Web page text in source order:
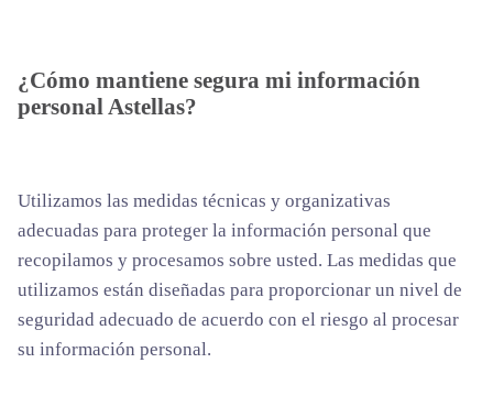
¿Cómo mantiene segura mi información
personal Astellas?
Utilizamos las medidas técnicas y organizativas
adecuadas para proteger la información personal que
recopilamos y procesamos sobre usted. Las medidas que
utilizamos están diseñadas para proporcionar un nivel de
seguridad adecuado de acuerdo con el riesgo al procesar
su información personal.